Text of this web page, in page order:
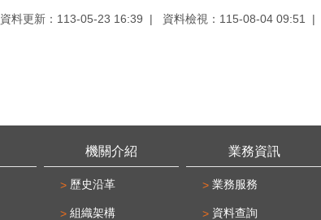
資料更新：113-05-23 16:39 資料檢視：115-08-04 09:51
機關介紹
歷史沿革
組織架構
業務資訊
業務服務
資料查詢